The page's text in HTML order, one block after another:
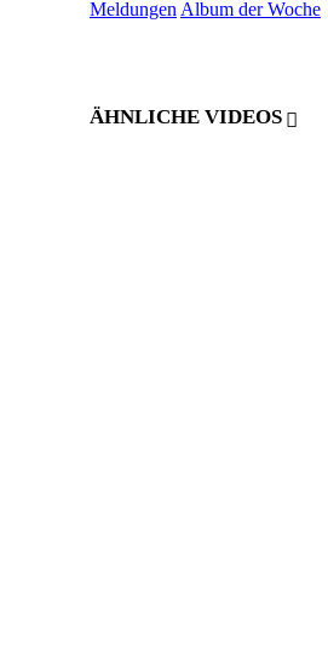
Meldungen Album der Woche
ÄHNLICHE VIDEOS